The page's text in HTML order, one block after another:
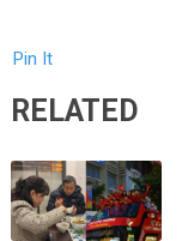
Pin It
RELATED